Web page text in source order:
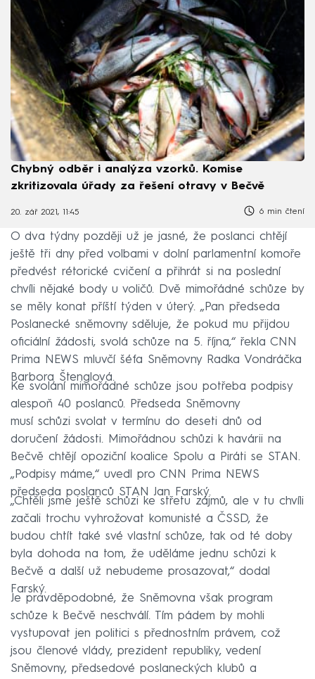
Chybný odběr i analýza vzorků. Komise
zkritizovala úřady za řešení otravy v Bečvě
20. zář 2021, 11:45 6 min čtení
O dva týdny později už je jasné, že poslanci chtějí
ještě tři dny před volbami v dolní parlamentní komoře
předvést rétorické cvičení a přihrát si na poslední
chvíli nějaké body u voličů. Dvě mimořádné schůze by
se měly konat příští týden v úterý. „Pan předseda
Poslanecké sněmovny sděluje, že pokud mu přijdou
oficiální žádosti, svolá schůze na 5. října,“ řekla CNN
Prima NEWS mluvčí šéfa Sněmovny Radka Vondráčka
Barbora Štenglová.
Ke svolání mimořádné schůze jsou potřeba podpisy
alespoň 40 poslanců. Předseda Sněmovny
musí schůzi svolat v termínu do deseti dnů od
doručení žádosti. Mimořádnou schůzi k havárii na
Bečvě chtějí opoziční koalice Spolu a Piráti se STAN.
„Podpisy máme,“ uvedl pro CNN Prima NEWS
předseda poslanců STAN Jan Farský.
„Chtěli jsme ještě schůzi ke střetu zájmů, ale v tu chvíli
začali trochu vyhrožovat komunisté a ČSSD, že
budou chtít také své vlastní schůze, tak od té doby
byla dohoda na tom, že uděláme jednu schůzi k
Bečvě a další už nebudeme prosazovat,“ dodal
Farský.
Je pravděpodobné, že Sněmovna však program
schůze k Bečvě neschválí. Tím pádem by mohli
vystupovat jen politici s přednostním právem, což
jsou členové vlády, prezident republiky, vedení
Sněmovny, předsedové poslaneckých klubů a